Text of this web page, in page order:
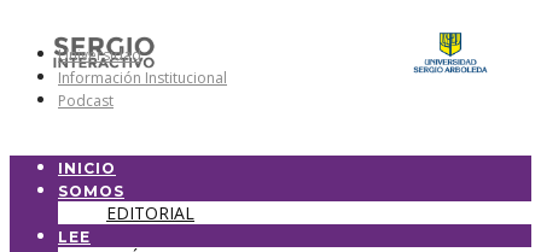
Universidad
Información Institucional
Podcast
INICIO
SOMOS
EDITORIAL
LEE